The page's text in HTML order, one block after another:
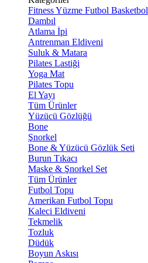
FitnessYüzme Futbol Basketbol
Dambıl
Atlama İpi
Antrenman Eldiveni
Suluk & Matara
Pilates Lastiği
Yoga Mat
Pilates Topu
El Yayı
Tüm Ürünler
Yüzücü Gözlüğü
Bone
Şnorkel
Bone & Yüzücü Gözlük Seti
Burun Tıkacı
Maske & Şnorkel Set
Tüm Ürünler
Futbol Topu
Amerikan Futbol Topu
Kaleci Eldiveni
Tekmelik
Tozluk
Düdük
Boyun Askısı